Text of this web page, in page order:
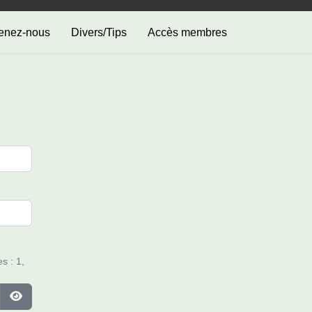
nous Divers/Tips Accès membres
: 1,